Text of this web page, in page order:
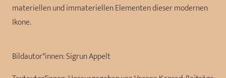
materiellen und immateriellen Elementen dieser modernen
Ikone.
Bildautor*innen:Sigrun Appelt